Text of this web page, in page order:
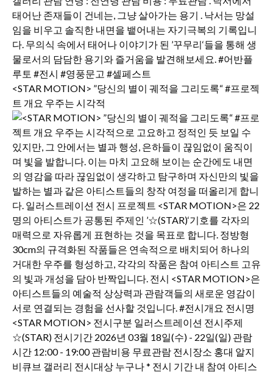
<STAR MOTION> ”당신의 별이 궤적을 그리도록“ #프로젝
트 개요 우주는 시각적